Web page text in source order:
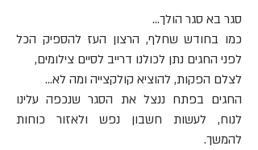
סגר בא סגר הולך...
כמו בחודש שחלף, הרצון העז להספיק הכל
לפני החגים נתן לכולנו דרייב לסיים צילומים,
לצלם הפקות, להוציא קולקצייה ומה לא...
החגים בפתח ננצל את הסגר שנכפה עלינו
לנוח, לעשות חשבון נפש ולאזור כוחות
להמשך.